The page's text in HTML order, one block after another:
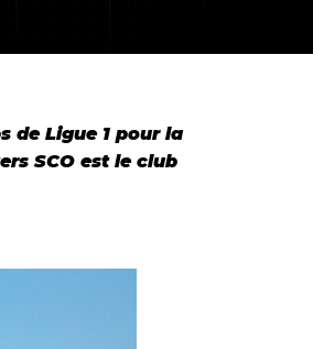
de Ligue 1 pour la
SCO est le club